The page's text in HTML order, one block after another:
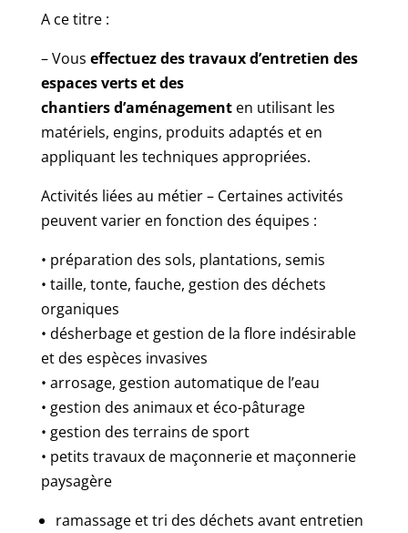
A ce titre :
– Vous effectuez des travaux d’entretien des
espaces verts et des
chantiersd’aménagementen utilisant les
matériels, engins, produits adaptés et en
appliquant les techniques appropriées.
Activités liées au métier – Certaines activités
peuvent varier en fonction des équipes :
• préparation des sols, plantations, semis
• taille, tonte, fauche, gestion des déchets
organiques
• désherbage et gestion de la flore indésirable
et des espèces invasives
• arrosage, gestion automatique de l’eau
• gestion des animaux et éco-pâturage
• gestion des terrains de sport
• petits travaux de maçonnerie et maçonnerie
paysagère
ramassage et tri des déchets avant entretien